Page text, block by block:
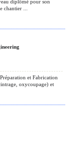
diplômé pour son
chantier ...
et Fabrication
oxycoupage) et